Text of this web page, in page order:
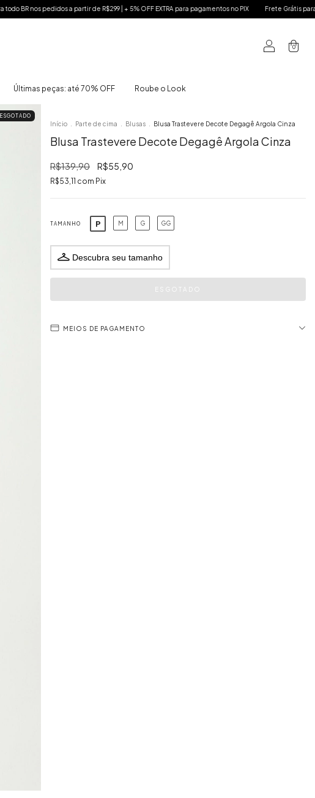
EXTRA para pagamentos no PIX Frete Grátis para todo BR nos pedidos a partir de R$299 | +
0
Últimas peças: até 70% OFF Roube o Look
ESGOTADO
Início Parte de cima Blusas Blusa Trastevere Decote Degagê Argola Cinza
Blusa Trastevere Decote Degagê Argola Cinza
R$139,90 R$55,90
R$53,11 com Pix
TAMANHO P M G GG
Descubra seu tamanho
MEIOS DE PAGAMENTO